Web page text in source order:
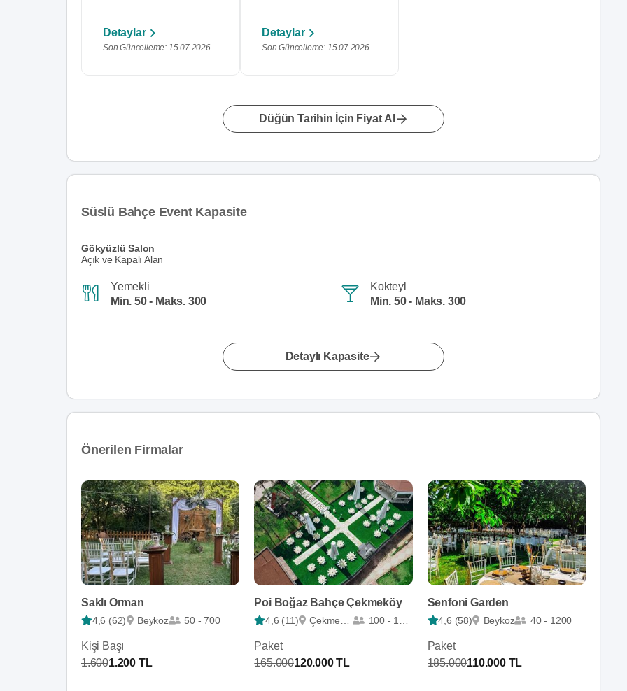
Detaylar
Son Güncelleme: 15.07.2026
Detaylar
Son Güncelleme: 15.07.2026
Düğün Tarihin İçin Fiyat Al
Süslü Bahçe Event Kapasite
Gökyüzlü Salon
Açık ve Kapalı Alan
Yemekli
Min. 50 - Maks. 300
Kokteyl
Min. 50 - Maks. 300
Detaylı Kapasite
Önerilen Firmalar
Saklı Orman
4,6 (62) Beykoz 50 - 700
Kişi Başı
1.6001.200 TL
Poi Boğaz Bahçe Çekmeköy
4,6 (11) Çekmeköy 100 - 1200
Paket
165.000120.000 TL
Senfoni Garden
4,6 (58) Beykoz 40 - 1200
Paket
185.000110.000 TL